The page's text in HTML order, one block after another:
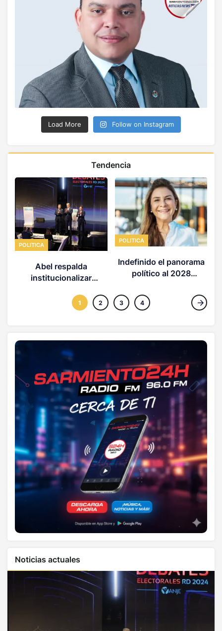
Load More Follow on Instagram
Tendencia
POLITICA
Abel respalda
institucionalizar
el país
POLITICA
Indefinido el panorama
político al 2028
1 2 3 4
Noticias actuales